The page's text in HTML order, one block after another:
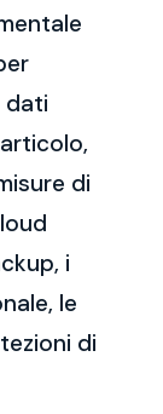
dati
di
i
le
di